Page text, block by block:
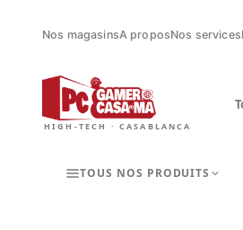
Nos magasinsA proposNos services
HIGH-TECH · CASABLANCA
TOUS NOS PRODUITS